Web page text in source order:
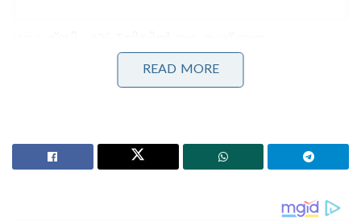
ഇന്റലിജന്‍സ് അവതരിപ്പിച്ചിരിക്കുന്നു. ഇതിലൂടെ
ദൈനംദിന പ്രവൃത്തികള്‍ സ്മാര്‍ട്ടും എളുപ്പവുമാകുന്നു.
തുടങ്ങിയ ഫീച്ചറുകളിലൂടെ മികച്ച ഉപഭോക്തൃ
അനുഭവം തന്നെ ഇന്റലിജന്റ് എഐ സ്യൂട്ട്
READ MORE